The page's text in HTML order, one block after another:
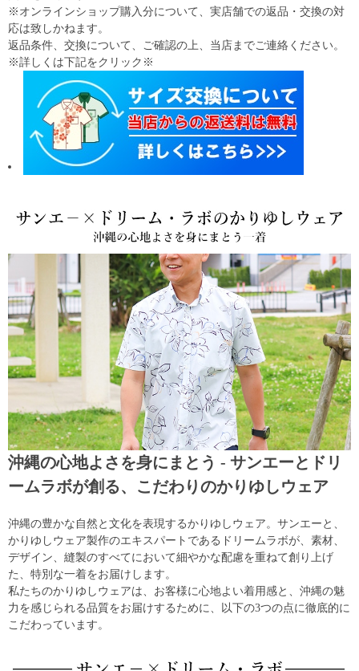
※オンラインショップ購入分について、実店舗での返品・交換の対
応は致しかねます。
返品条件、交換について、ご確認の上、当店までご連絡ください。
※詳しくは下記をクリック※
沖縄の心地よさを身にまとう - サンエーとドリ
ームラボが創る、こだわりのかりゆしウェア
沖縄の豊かな自然と文化を表現するかりゆしウェア。サンエーと、
かりゆしウェア製作のエキスパートであるドリームラボが、素材、
デザイン、縫製のすべてにおいて細やかな配慮を重ねて創り上げ
た、特別な一着をお届けします。
私たちのかりゆしウェアは、お客様に心地よい着用感と、沖縄の魅
力を感じられる品質をお届けするために、以下の3つの点に徹底的に
こだわっています。